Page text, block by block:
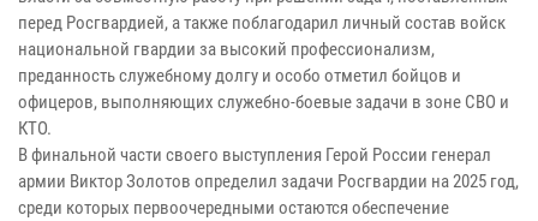
перед Росгвардией, а также поблагодарил личный состав войск
национальной гвардии за высокий профессионализм,
преданность служебному долгу и особо отметил бойцов и
офицеров, выполняющих служебно-боевые задачи в зоне СВО и
КТО.
В финальной части своего выступления Герой России генерал
армии Виктор Золотов определил задачи Росгвардии на 2025 год,
среди которых первоочередными остаются обеспечение